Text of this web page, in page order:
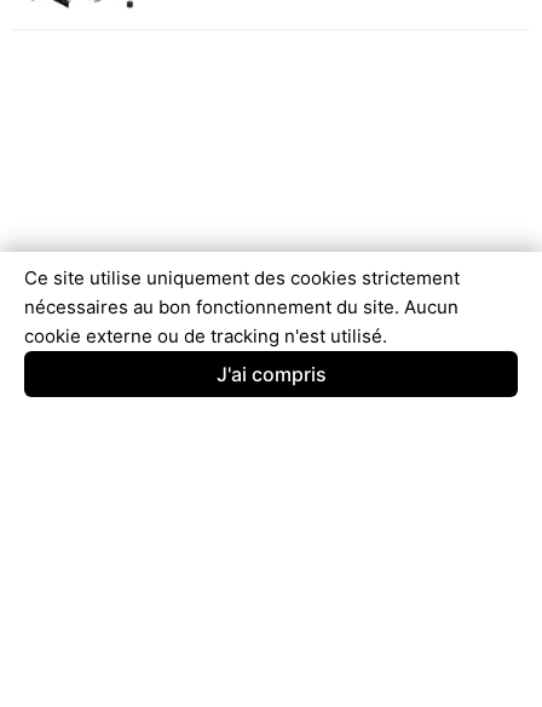
Ce site utilise uniquement des cookies strictement
nécessaires au bon fonctionnement du site. Aucun
cookie externe ou de tracking n'est utilisé.
J'ai compris